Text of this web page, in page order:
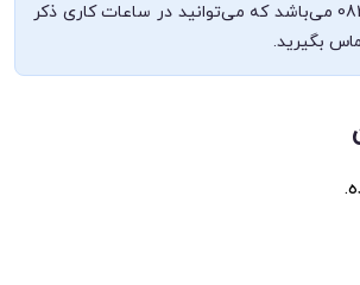
ایشان 08337293840 می‌باشد که می‌توانید در ساعات کاری ذکر
بگیرید.